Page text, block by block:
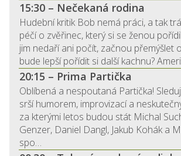
15:30 – Nečekaná rodina
Hudební kritik Bob nemá práci, a tak
péčí o zvěřinec, který si se ženou
jim nedaří ani počít, začnou přemýšlet
bude lepší pořídit si další kachnu?
20:15 – Prima Partička
Oblíbená a nespoutaná Partička!
srší humorem, improvizací a
za kterými letos budou stát Michal
Genzer, Daniel Dangl, Jakub Kohák a
spo…